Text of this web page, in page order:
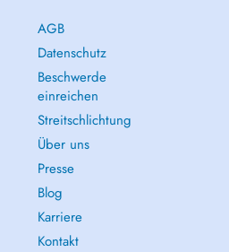
AGB
Datenschutz
Beschwerde
einreichen
Streitschlichtung
Über uns
Presse
Blog
Karriere
Kontakt